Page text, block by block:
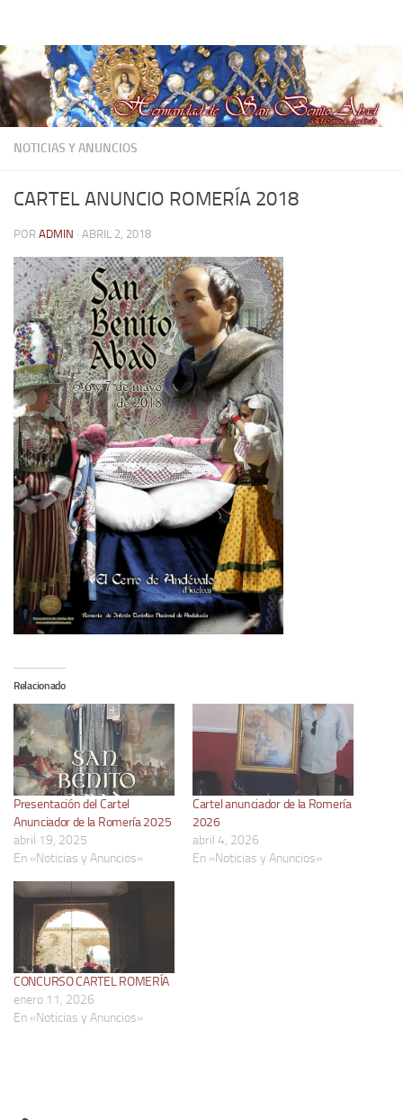
NOTICIAS Y ANUNCIOS
CARTEL ANUNCIO ROMERÍA 2018
POR ADMIN · ABRIL 2, 2018
Relacionado
Presentación del Cartel
Anunciador de la Romería 2025
abril 19, 2025
En «Noticias y Anuncios»
Cartel anunciador de la Romería
2026
abril 4, 2026
En «Noticias y Anuncios»
CONCURSO CARTEL ROMERÍA
enero 11, 2026
En «Noticias y Anuncios»